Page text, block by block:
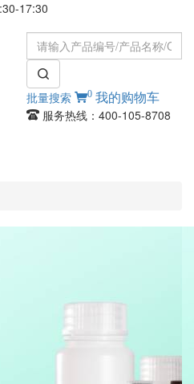
17:30
批量搜索 0 我的购物车
服务热线：400-105-8708